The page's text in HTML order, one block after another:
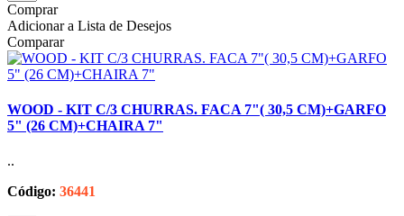
Comprar
Adicionar a Lista de Desejos
Comparar
WOOD - KIT C/3 CHURRAS. FACA 7"( 30,5 CM)+GARFO
5" (26 CM)+CHAIRA 7"
..
Código: 36441